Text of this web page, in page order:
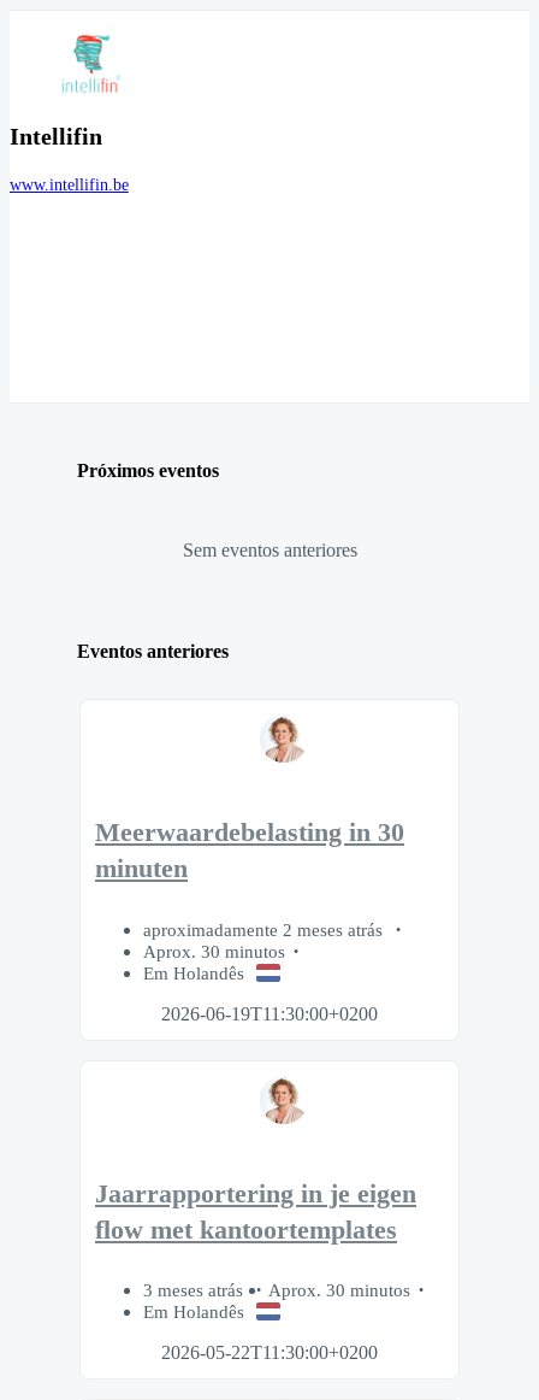
Intellifin
www.intellifin.be
Próximos eventos
Sem eventos anteriores
Eventos anteriores
Meerwaardebelasting in 30
minuten
aproximadamente 2 meses atrás
Aprox. 30 minutos
Em Holandês
2026-06-19T11:30:00+0200
Jaarrapportering in je eigen
flow met kantoortemplates
3 meses atrás
Aprox. 30 minutos
Em Holandês
2026-05-22T11:30:00+0200